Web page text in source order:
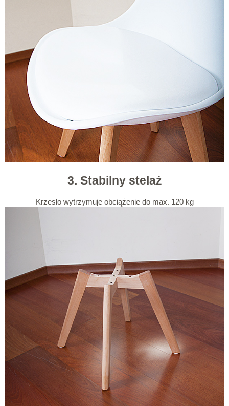
3. Stabilny stelaż
Krzesło wytrzymuje obciążenie do max. 120 kg